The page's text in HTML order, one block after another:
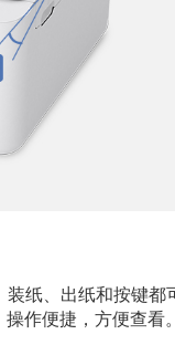
纸、出纸和按键都
作便捷，方便查看。